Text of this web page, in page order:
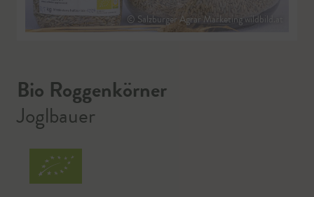
© Salzburger Agrar Marketing wildbild.at
Bio Roggenkörner
Joglbauer